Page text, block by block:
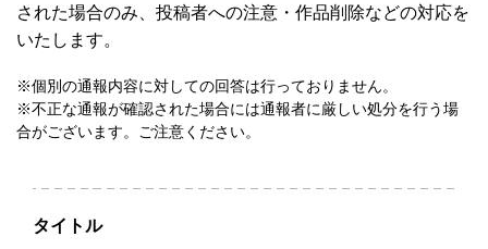
された場合のみ、投稿者への注意・作品削除などの対応を
いたします。
※個別の通報内容に対しての回答は行っておりません。
※不正な通報が確認された場合には通報者に厳しい処分を行う場
合がございます。ご注意ください。
タイトル